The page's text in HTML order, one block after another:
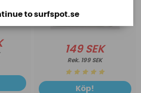
149 SEK
199 SEK
Köp!
to surfspot.se